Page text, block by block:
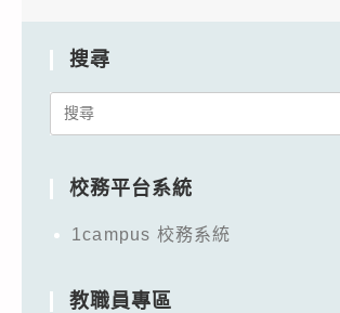
搜尋
Search
校務平台系統
1campus 校務系統
教職員專區